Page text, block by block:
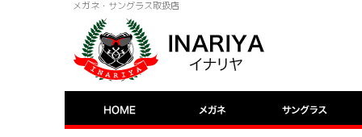
メガネ・サングラス取扱店